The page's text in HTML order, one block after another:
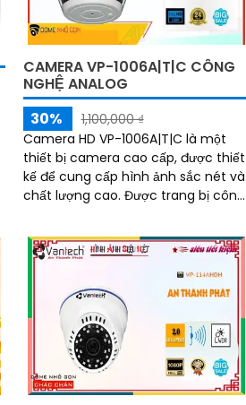
CAMERA VP-1006A|T|C CÔNG
NGHỆ ANALOG
30%
1,100,000 ₫
Camera HD VP-1006A|T|C là một
thiết bị camera cao cấp, được thiết
kế để cung cấp hình ảnh sắc nét và
chất lượng cao. Được trang bị công
được các yêu cầu khắt khe của việc
giám sát và quan sát